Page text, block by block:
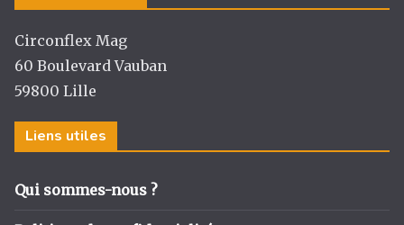
Circonflex Mag
60 Boulevard Vauban
59800 Lille
Liens utiles
Qui sommes-nous ?